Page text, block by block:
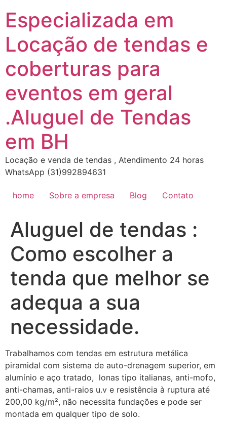
para
conteúdo
Especializada em
Locação de tendas e
coberturas para
eventos em geral
.Aluguel de Tendas
em BH
Locação e venda de tendas , Atendimento 24 horas
WhatsApp (31)992894631
home Sobre a empresa Blog Contato
Aluguel de tendas :
Como escolher a
tenda que melhor se
adequa a sua
necessidade.
Trabalhamos com tendas em estrutura metálica
piramidal com sistema de auto-drenagem superior, em
alumínio e aço tratado, lonas tipo italianas, anti-mofo,
anti-chamas, anti-raios u.v e resistência à ruptura até
200,00 kg/m², não necessita fundações e pode ser
montada em qualquer tipo de solo.